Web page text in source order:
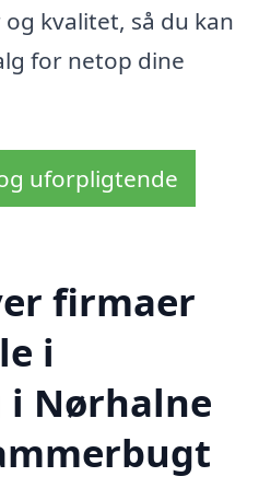
kvalitet, så du kan
for netop dine
uforpligtende
firmaer
i
Nørhalne